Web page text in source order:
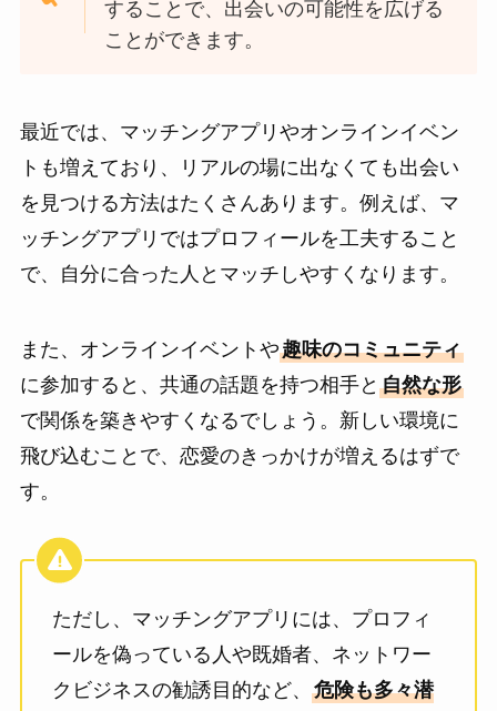
することで、出会いの可能性を広げる
ことができます。
最近では、マッチングアプリやオンラインイベン
トも増えており、リアルの場に出なくても出会い
を見つける方法はたくさんあります。例えば、マ
ッチングアプリではプロフィールを工夫すること
で、自分に合った人とマッチしやすくなります。
また、オンラインイベントや趣味のコミュニティ
に参加すると、共通の話題を持つ相手と 自然な形
で関係を築きやすくなるでしょう。新しい環境に
飛び込むことで、恋愛のきっかけが増えるはずで
す。
ただし、マッチングアプリには、プロフィ
ールを偽っている人や既婚者、ネットワー
クビジネスの勧誘目的など、 危険も多々潜